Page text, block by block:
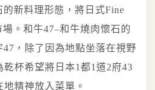
新料理形態，將日式Fine
。和牛47–和牛燒肉懷石的
，除了因為地點坐落在視野
杯希望將日本1都1道2府43
精神放入菜單。